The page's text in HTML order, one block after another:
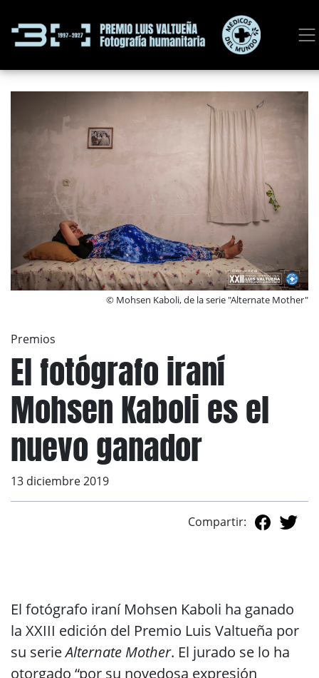
© Mohsen Kaboli, de la serie "Alternate Mother"
Premios
El fotógrafo iraní
Mohsen Kaboli es el
nuevo ganador
13 diciembre 2019
Compartir:
El fotógrafo iraní Mohsen Kaboli ha ganado
la XXIII edición del Premio Luis Valtueña por
su serieAlternate Mother. El jurado se lo ha
otorgado “por su novedosa expresión